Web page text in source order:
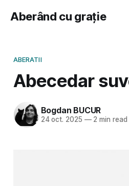
Aberând cu grație
ABERATII
Abecedar
Bogdan BUCUR
24 oct. 2025 —2 min read